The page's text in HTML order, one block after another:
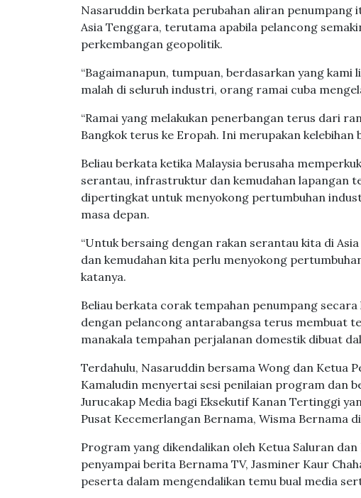
Nasaruddin berkata perubahan aliran penumpang
Asia Tenggara, terutama apabila pelancong
perkembangan geopolitik.
“Bagaimanapun, tumpuan, berdasarkan yang kami
malah di seluruh industri, orang ramai cuba
“Ramai yang melakukan penerbangan terus dari
Bangkok terus ke Eropah. Ini merupakan
Beliau berkata ketika Malaysia berusaha
serantau, infrastruktur dan kemudahan lapangan
dipertingkat untuk menyokong pertumbuhan
masa depan.
“Untuk bersaing dengan rakan serantau kita di
dan kemudahan kita perlu menyokong
katanya.
Beliau berkata corak tempahan penumpang
dengan pelancong antarabangsa terus membuat
manakala tempahan perjalanan domestik dibuat
Terdahulu, Nasaruddin bersama Wong dan Ketua
Kamaludin menyertai sesi penilaian program dan
Jurucakap Media bagi Eksekutif Kanan Tertinggi
Pusat Kecemerlangan Bernama, Wisma Bernama
Program yang dikendalikan oleh Ketua Saluran
penyampai berita Bernama TV, Jasminer Kaur
peserta dalam mengendalikan temu bual media